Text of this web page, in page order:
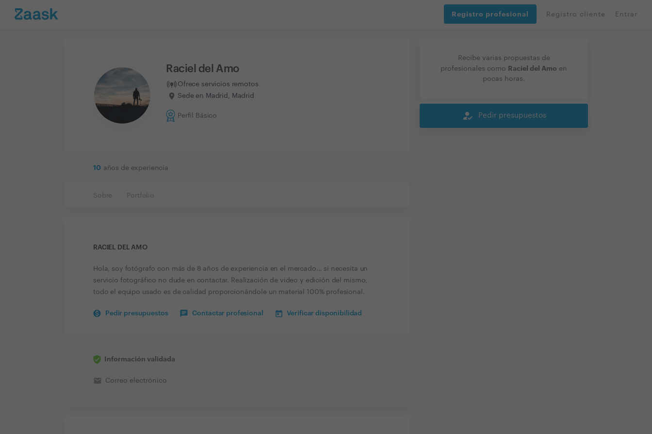
Registro profesional Registro cliente Entrar
Raciel del Amo
Ofrece servicios remotos
Sede en Madrid, Madrid
Perfil Básico
10 años de experiencia
Sobre Portfolio
RACIEL DEL AMO
Hola, soy fotógrafo con más de 8 años de experiencia en el mercado... si necesita un
servicio fotográfico no dude en contactar. Realización de video y edición del mismo,
todo el equipo usado es de calidad proporcionándole un material 100% profesional.
Pedir presupuestos Contactar profesional Verificar disponibilidad
Información validada
email Correo electrónico
Recibe varias propuestas de
profesionales como Raciel del Amo en
pocas horas.
how_to_reg Pedir presupuestos